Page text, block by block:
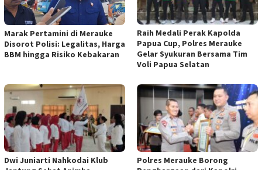
Marak Pertamini di Merauke
Disorot Polisi: Legalitas, Harga
BBM hingga Risiko Kebakaran
Raih Medali Perak Kapolda
Papua Cup, Polres Merauke
Gelar Syukuran Bersama Tim
Voli Papua Selatan
Dwi Juniarti Nahkodai Klub
Polres Merauke Borong